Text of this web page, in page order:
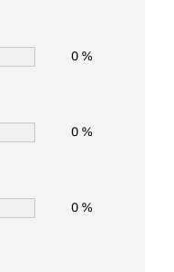
0 %
0 %
0 %